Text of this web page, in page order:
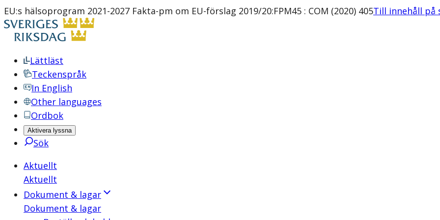
EU:s hälsoprogram 2021-2027 Fakta-pm om EU-förslag 2019/20:FPM45 : COM (2020) 405Till innehåll på
Lättläst
Teckenspråk
In English
Other languages
Ordbok
Aktivera lyssna
Sök
Aktuellt
Aktuellt
Dokument & lagar
Dokument & lagar